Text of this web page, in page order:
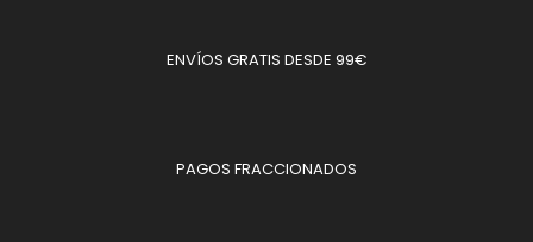
ENVÍOS GRATIS DESDE 99€
PAGOS FRACCIONADOS